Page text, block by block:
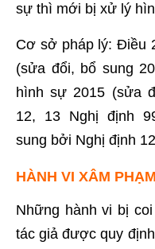
sự thì mới bị xử lý
Cơ sở pháp lý: Điều
(sửa đổi, bổ sung
hình sự 2015 (sửa
12, 13 Nghị định
sung bởi Nghị định
HÀNH VI XÂM
Những hành vi bị
tác giả được quy